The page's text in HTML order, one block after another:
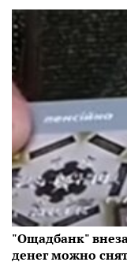
"Ощадбанк"
денег можно